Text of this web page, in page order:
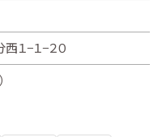
１−１−２０
）